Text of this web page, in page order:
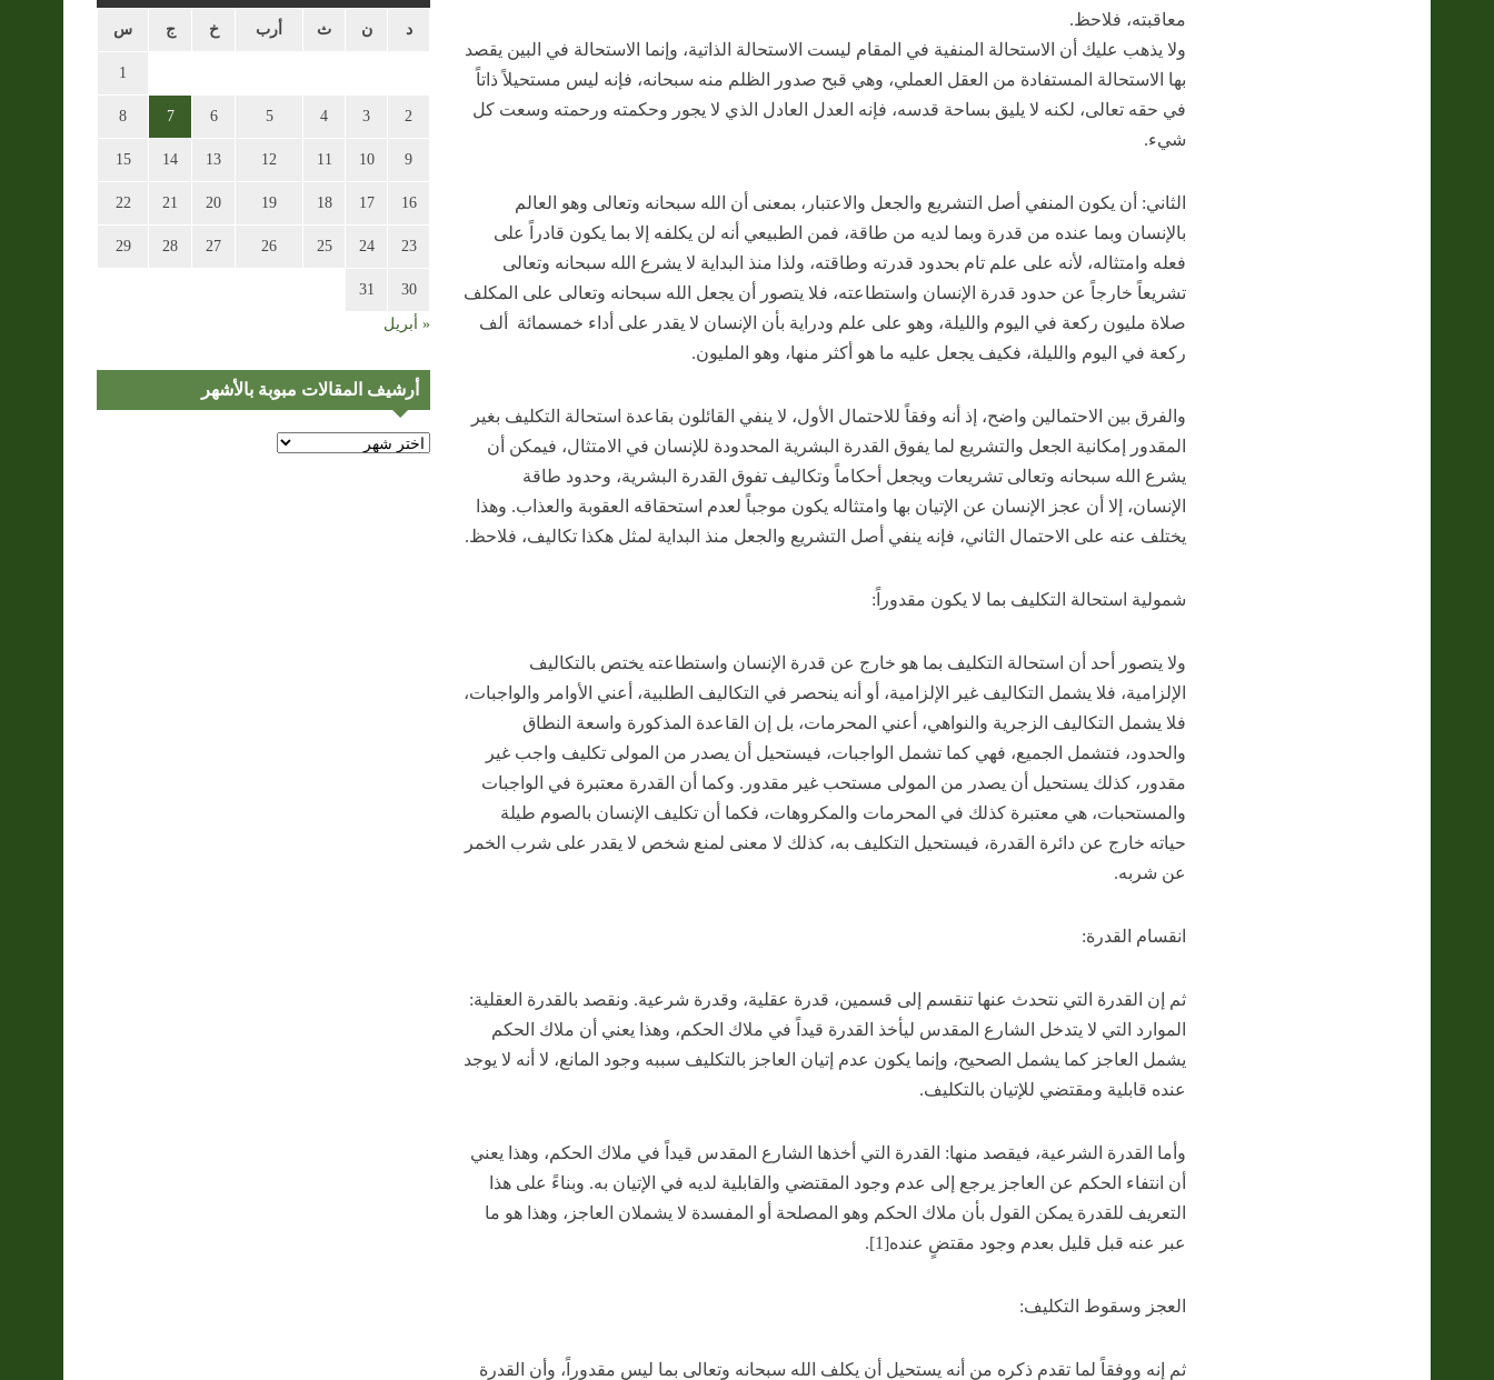
معاقبته، فلاحظ.
ولا يذهب عليك أن الاستحالة المنفية في المقام ليست الاستحالة الذاتية، وإنما الاستحالة في البين يقصد
بها الاستحالة المستفادة من العقل العملي، وهي قبح صدور الظلم منه سبحانه، فإنه ليس مستحيلاً ذاتاً
في حقه تعالى، لكنه لا يليق بساحة قدسه، فإنه العدل العادل الذي لا يجور وحكمته ورحمته وسعت كل
شيء.
الثاني: أن يكون المنفي أصل التشريع والجعل والاعتبار، بمعنى أن الله سبحانه وتعالى وهو العالم
بالإنسان وبما عنده من قدرة وبما لديه من طاقة، فمن الطبيعي أنه لن يكلفه إلا بما يكون قادراً على
فعله وامتثاله، لأنه على علم تام بحدود قدرته وطاقته، ولذا منذ البداية لا يشرع الله سبحانه وتعالى
تشريعاً خارجاً عن حدود قدرة الإنسان واستطاعته، فلا يتصور أن يجعل الله سبحانه وتعالى على المكلف
صلاة مليون ركعة في اليوم والليلة، وهو على علم ودراية بأن الإنسان لا يقدر على أداء خمسمائة ألف
ركعة في اليوم والليلة، فكيف يجعل عليه ما هو أكثر منها، وهو المليون.
والفرق بين الاحتمالين واضح، إذ أنه وفقاً للاحتمال الأول، لا ينفي القائلون بقاعدة استحالة التكليف بغير
المقدور إمكانية الجعل والتشريع لما يفوق القدرة البشرية المحدودة للإنسان في الامتثال، فيمكن أن
يشرع الله سبحانه وتعالى تشريعات ويجعل أحكاماً وتكاليف تفوق القدرة البشرية، وحدود طاقة
الإنسان، إلا أن عجز الإنسان عن الإتيان بها وامتثاله يكون موجباً لعدم استحقاقه العقوبة والعذاب. وهذا
يختلف عنه على الاحتمال الثاني، فإنه ينفي أصل التشريع والجعل منذ البداية لمثل هكذا تكاليف، فلاحظ.
شمولية استحالة التكليف بما لا يكون مقدوراً:
ولا يتصور أحد أن استحالة التكليف بما هو خارج عن قدرة الإنسان واستطاعته يختص بالتكاليف
الإلزامية، فلا يشمل التكاليف غير الإلزامية، أو أنه ينحصر في التكاليف الطلبية، أعني الأوامر والواجبات،
فلا يشمل التكاليف الزجرية والنواهي، أعني المحرمات، بل إن القاعدة المذكورة واسعة النطاق
والحدود، فتشمل الجميع، فهي كما تشمل الواجبات، فيستحيل أن يصدر من المولى تكليف واجب غير
مقدور، كذلك يستحيل أن يصدر من المولى مستحب غير مقدور. وكما أن القدرة معتبرة في الواجبات
والمستحبات، هي معتبرة كذلك في المحرمات والمكروهات، فكما أن تكليف الإنسان بالصوم طيلة
حياته خارج عن دائرة القدرة، فيستحيل التكليف به، كذلك لا معنى لمنع شخص لا يقدر على شرب الخمر
عن شربه.
انقسام القدرة:
ثم إن القدرة التي نتحدث عنها تنقسم إلى قسمين، قدرة عقلية، وقدرة شرعية. ونقصد بالقدرة العقلية:
الموارد التي لا يتدخل الشارع المقدس ليأخذ القدرة قيداً في ملاك الحكم، وهذا يعني أن ملاك الحكم
يشمل العاجز كما يشمل الصحيح، وإنما يكون عدم إتيان العاجز بالتكليف سببه وجود المانع، لا أنه لا يوجد
عنده قابلية ومقتضي للإتيان بالتكليف.
وأما القدرة الشرعية، فيقصد منها: القدرة التي أخذها الشارع المقدس قيداً في ملاك الحكم، وهذا يعني
أن انتفاء الحكم عن العاجز يرجع إلى عدم وجود المقتضي والقابلية لديه في الإتيان به. وبناءً على هذا
التعريف للقدرة يمكن القول بأن ملاك الحكم وهو المصلحة أو المفسدة لا يشملان العاجز، وهذا هو ما
عبر عنه قبل قليل بعدم وجود مقتضٍ عنده[1].
العجز وسقوط التكليف:
ثم إنه ووفقاً لما تقدم ذكره من أنه يستحيل أن يكلف الله سبحانه وتعالى بما ليس مقدوراً، وأن القدرة
د ن ث أرب خ ج س
1
2
3
4
5
6
7
8
9
10
11
12
13
14
15
16
17
18
19
20
21
22
23
24
25
26
27
28
29
30
31
« أبريل
أرشيف المقالات مبوبة بالأشهر
أرشيف